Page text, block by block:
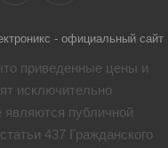
- официальный сайт
приведенные цены и
исключительно
являются публичной
437 Гражданского